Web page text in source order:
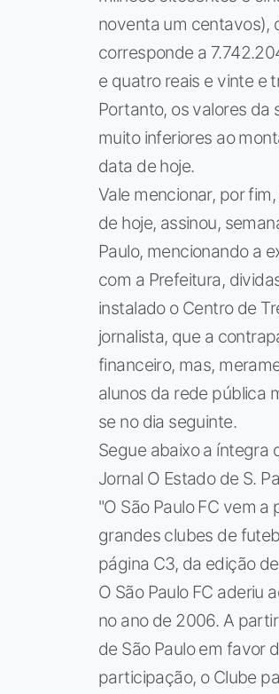
noventa um centavos),
corresponde a
e quatro reais e vinte e
Portanto, os valores da
muito inferiores ao
data de hoje.
Vale mencionar, por
de hoje, assinou,
Paulo, mencionando a
com a Prefeitura,
instalado o Centro de
jornalista, que a
financeiro, mas,
alunos da rede pública
se no dia seguinte.
Segue abaixo a íntegra
Jornal O Estado de S.
"O São Paulo FC vem
grandes clubes de
página C3, da edição
O São Paulo FC aderiu
no ano de 2006. A
de São Paulo em favor
participação, o Clube